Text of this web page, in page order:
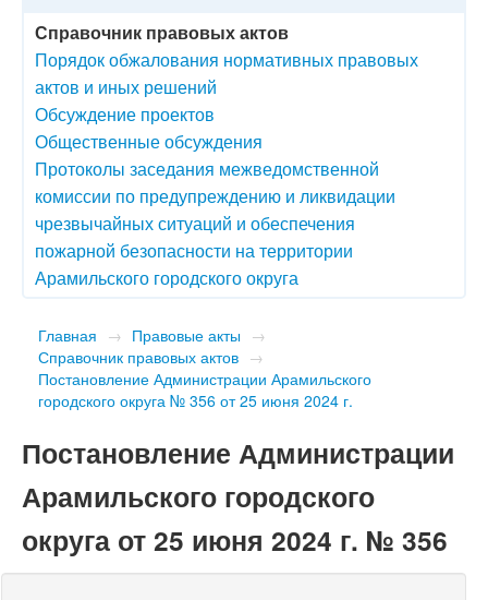
Справочник правовых актов
Порядок обжалования нормативных правовых
актов и иных решений
Обсуждение проектов
Общественные обсуждения
Протоколы заседания межведомственной
комиссии по предупреждению и ликвидации
чрезвычайных ситуаций и обеспечения
пожарной безопасности на территории
Арамильского городского округа
Главная → Правовые акты →
Справочник правовых актов →
Постановление Администрации Арамильского
городского округа № 356 от 25 июня 2024 г.
Постановление Администрации
Арамильского городского
округа от 25 июня 2024 г. № 356